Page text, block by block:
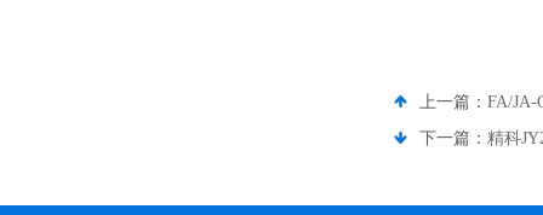
上一篇： FA/JA-
下一篇： 精科